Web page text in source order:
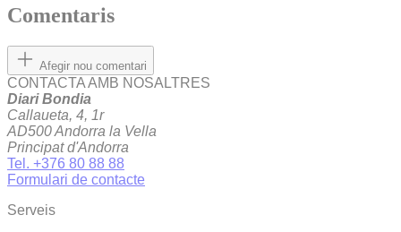
Comentaris
Afegir nou comentari
CONTACTA AMB NOSALTRES
Diari Bondia
Callaueta, 4, 1r
AD500 Andorra la Vella
Principat d'Andorra
Tel. +376 80 88 88
Formulari de contacte
Serveis